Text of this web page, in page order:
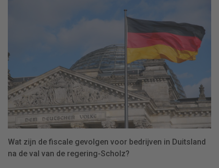
Wat zijn de fiscale gevolgen voor bedrijven in Duitsland
na de val van de regering-Scholz?